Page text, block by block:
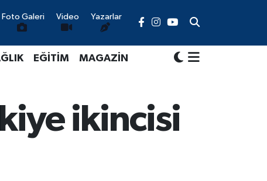
Foto Galeri Video Yazarlar
EĞİTİM MAGAZİN
ikincisi